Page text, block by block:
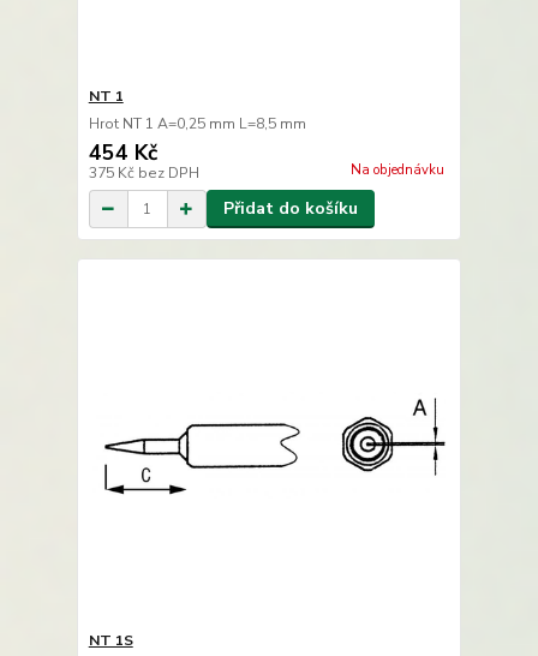
NT 1
Hrot NT 1 A=0,25 mm L=8,5 mm
454 Kč
375 Kč bez DPH Na objednávku
Přidat do košíku
NT 1S